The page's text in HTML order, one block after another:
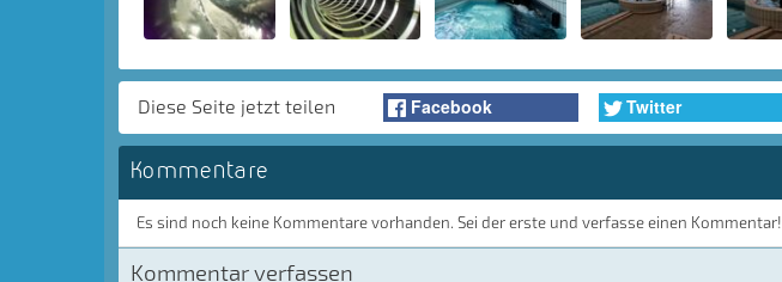
Diese Seite jetzt teilen Facebook Twitter
Kommentare
Es sind noch keine Kommentare vorhanden. Sei der erste und verfasse einen Kommentar!
Kommentar verfassen